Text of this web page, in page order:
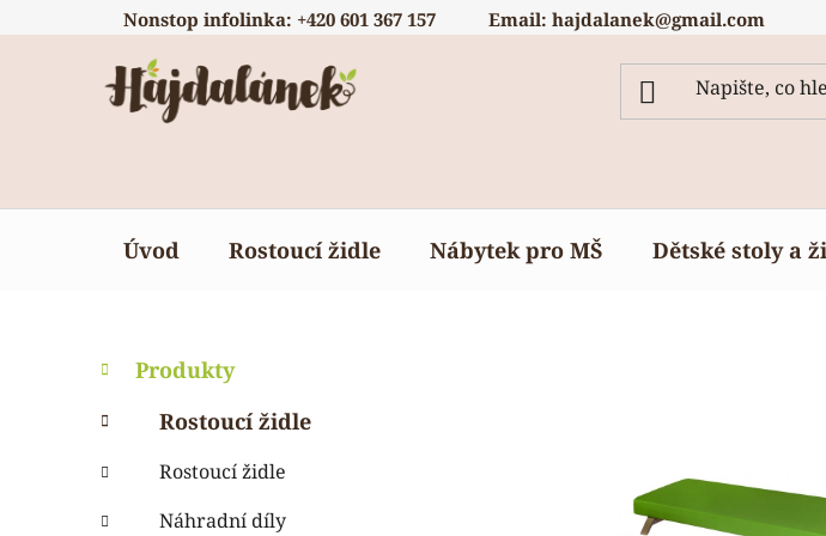
na
Nonstop infolinka: +420 601 367 157 Email: hajdalanek@gmail.com
Úvod Rostoucí židle Nábytek pro MŠ Dětské stoly a
P
o
s
r
a
Přeskočit
kategorie
K
a
t
e
g
o
r
Produkty
Rostoucí židle
Rostoucí židle
Náhradní díly